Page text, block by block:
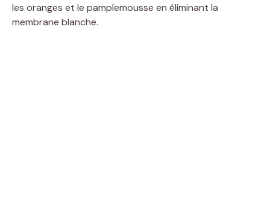
les oranges et le pamplemousse en éliminant la
membrane blanche.